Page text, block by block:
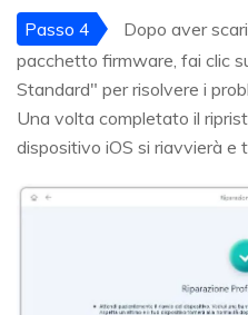
Passo 4
Dopo aver
pacchetto firmware, fai clic
Standard" per risolvere i
Una volta completato il
dispositivo iOS si riavvierà e